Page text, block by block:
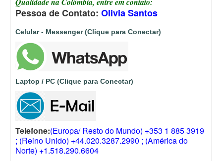
Pessoa de Contato: Olivia Santos
Celular - Messenger (Clique para Conectar)
Laptop / PC (Clique para Conectar)
Telefone:(Europa/ Resto do Mundo) +353 1 885 3919
; (Reino Unido) +44.020.3287.2990 ; (América do
Norte) +1.518.290.6604